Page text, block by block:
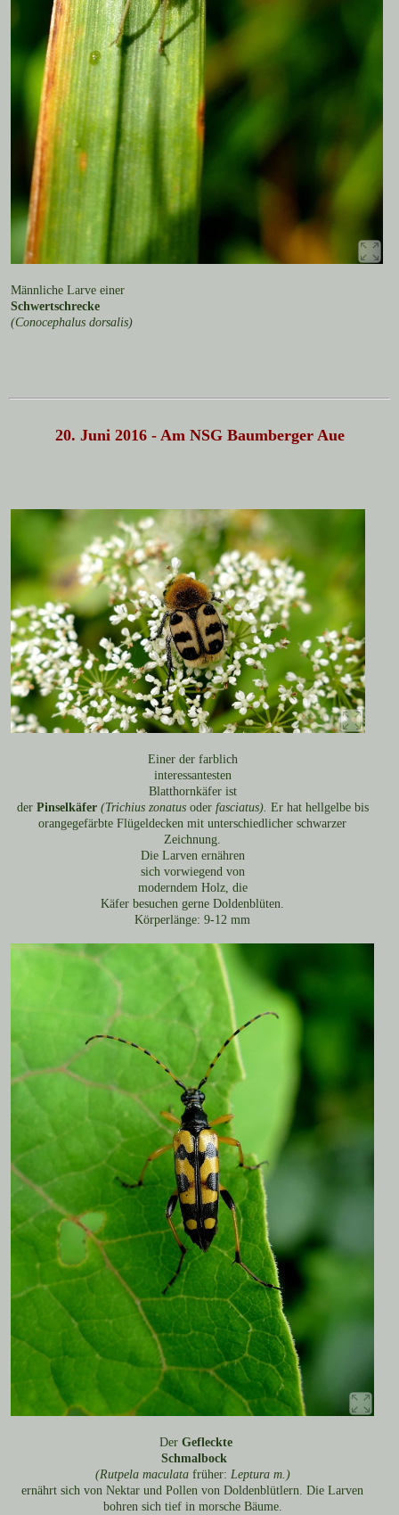
Männliche Larve einer
Schwertschrecke
(Conocephalus dorsalis)
20. Juni 2016 - Am NSG Baumberger Aue
Einer der farblich
interessantesten
Blatthornkäfer ist
der Pinselkäfer (Trichius zonatus oderfasciatus). Er hat hellgelbe bis
orangegefärbte Flügeldecken mit unterschiedlicher schwarzer
Zeichnung.
Die Larven ernähren
sich vorwiegend von
moderndem Holz, die
Käfer besuchen gerne Doldenblüten.
Körperlänge: 9-12 mm
Der Gefleckte
Schmalbock
(Rutpela maculatafrüher: Leptura m.)
ernährt sich von Nektar und Pollen von Doldenblütlern. Die Larven
bohren sich tief in morsche Bäume.